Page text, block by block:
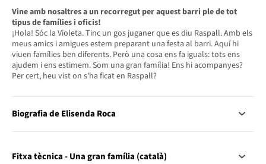
Vine amb nosaltres a un recorregut per aquest barri ple de tot
tipus de famílies i oficis!
¡Hola! Sóc la Violeta. Tinc un gos juganer que es diu Raspall. Amb els
meus amics i amigues estem preparant una festa al barri. Aquí hi
viuen famílies ben diferents. Però una cosa ens fa iguals: tots ens
ajudem i ens estimem. Som una gran família! Ens hi acompanyes?
Per cert, heu vist on s'ha ficat en Raspall?
Biografia de Elisenda Roca
Fitxa tècnica - Una gran família (català)